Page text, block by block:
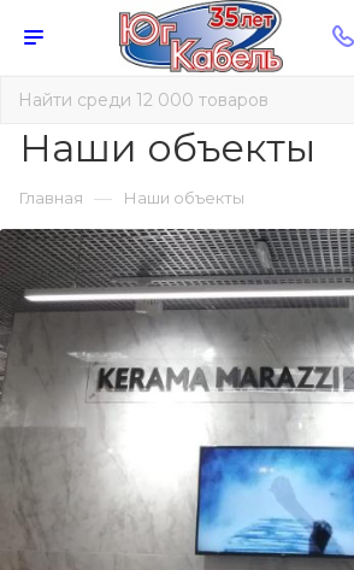
Наши объекты
Главная — Наши объекты